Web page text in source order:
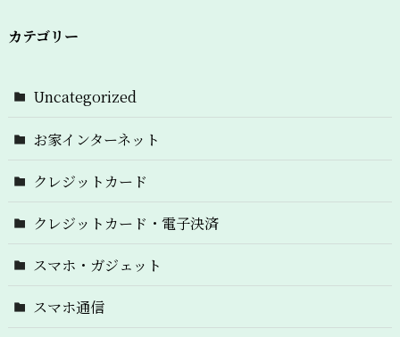
カテゴリー
Uncategorized
お家インターネット
クレジットカード
クレジットカード・電子決済
スマホ・ガジェット
スマホ通信